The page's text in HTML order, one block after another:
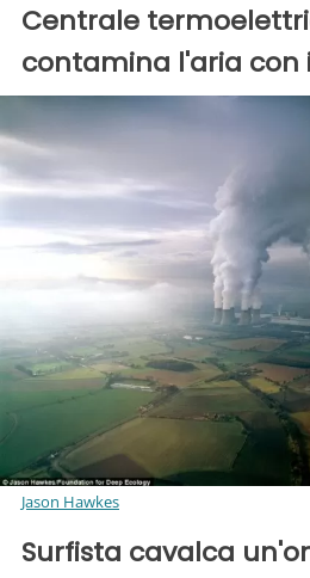
Centrale
contamina l'aria con
Jason Hawkes
Surfista cavalca